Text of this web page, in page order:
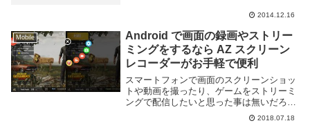
ができました。この映画はマーベルのビッ
グ...
2014.12.16
Mobile
Android で画面の録画やストリー
ミングをするなら AZ スクリーン
レコーダーがお手軽で便利
スマートフォンで画面のスクリーンショッ
トや動画を撮ったり、ゲームをストリーミ
ングで配信したいと思った事は無いだろう
か。スクリーンショットだけなら OS 標準
の機能でも利用できるが録画するなら専用
2018.07.18